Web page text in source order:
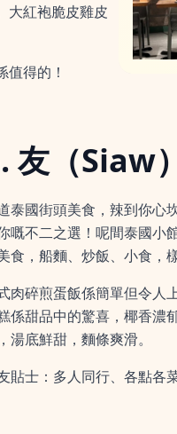
大紅袍脆皮雞皮
得的！
友（Siaw
泰國街頭美食，辣到你心
嘅不二之選！呢間泰國小
食，船麵、炒飯、小食，
肉碎煎蛋飯係簡單但令人
係甜品中的驚喜，椰香濃
湯底鮮甜，麵條爽滑。
貼士：多人同行、各點各